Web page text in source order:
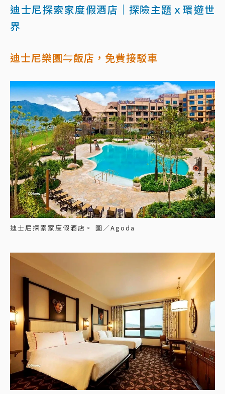
迪士尼探索家度假酒店｜探險主題ｘ環遊世
界
迪士尼樂園⇋飯店，免費接駁車
迪士尼探索家度假酒店。 圖／Agoda